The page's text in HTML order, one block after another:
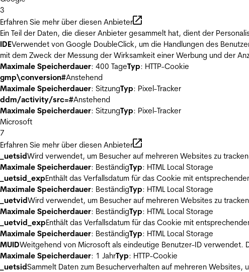
3
Erfahren Sie mehr über diesen Anbieter
Ein Teil der Daten, die dieser Anbieter gesammelt hat, dient der
IDEVerwendet von Google DoubleClick, um die Handlungen des
mit dem Zweck der Messung der Wirksamkeit einer Werbung und der
Maximale Speicherdauer: 400 TageTyp: HTTP-Cookie
gmp\conversion#Anstehend
Maximale Speicherdauer: SitzungTyp: Pixel-Tracker
ddm/activity/src=#Anstehend
Maximale Speicherdauer: SitzungTyp: Pixel-Tracker
Microsoft
7
Erfahren Sie mehr über diesen Anbieter
_uetsidWird verwendet, um Besucher auf mehreren Websites zu
Maximale Speicherdauer: BeständigTyp: HTML Local Storage
_uetsid_expEnthält das Verfallsdatum für das Cookie mit
Maximale Speicherdauer: BeständigTyp: HTML Local Storage
_uetvidWird verwendet, um Besucher auf mehreren Websites zu
Maximale Speicherdauer: BeständigTyp: HTML Local Storage
_uetvid_expEnthält das Verfallsdatum für das Cookie mit
Maximale Speicherdauer: BeständigTyp: HTML Local Storage
MUIDWeitgehend von Microsoft als eindeutige Benutzer-ID verwendet.
Maximale Speicherdauer: 1 JahrTyp: HTTP-Cookie
_uetsidSammelt Daten zum Besucherverhalten auf mehreren